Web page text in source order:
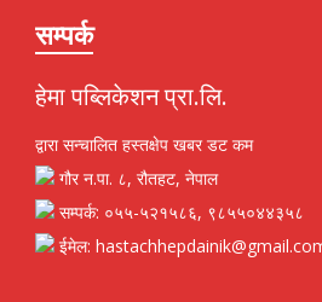
सम्पर्क
हेमा पब्लिकेशन प्रा.लि.
द्वारा सन्चालित हस्तक्षेप खबर डट कम
गौर न.पा. ८, रौतहट, नेपाल
सम्पर्क: ०५५-५२१५८६, ९८५५०४४३५८
ईमेल: